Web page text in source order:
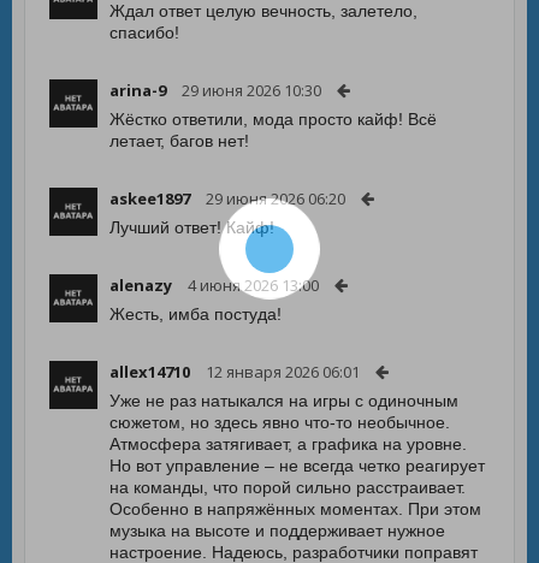
Ждал ответ целую вечность, залетело,
спасибо!
arina-9 29 июня 2026 10:30
Жёстко ответили, мода просто кайф! Всё
летает, багов нет!
askee1897 29 июня 2026 06:20
Лучший ответ! Кайф!
alenazy 4 июня 2026 13:00
Жесть, имба постуда!
allex14710 12 января 2026 06:01
Уже не раз натыкался на игры с одиночным
сюжетом, но здесь явно что-то необычное.
Атмосфера затягивает, а графика на уровне.
Но вот управление – не всегда четко реагирует
на команды, что порой сильно расстраивает.
Особенно в напряжённых моментах. При этом
музыка на высоте и поддерживает нужное
настроение. Надеюсь, разработчики поправят